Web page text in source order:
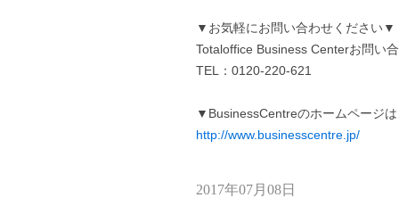
▼お気軽にお問い合わせください▼
Totaloffice Business Centerお問い
TEL：0120-220-621
▼BusinessCentreのホームページ
http://www.businesscentre.jp/
2017年07月08日